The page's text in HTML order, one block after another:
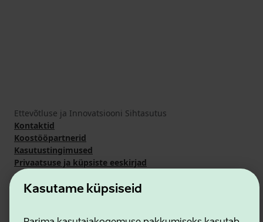
Kasutame küpsiseid
Ettevõtluse ja Innovatsiooni Sihtasutus
Kontaktid
Koostööpartnerid
Kasutustingimused
Privaatsuse ja küpsiste eeskirjad